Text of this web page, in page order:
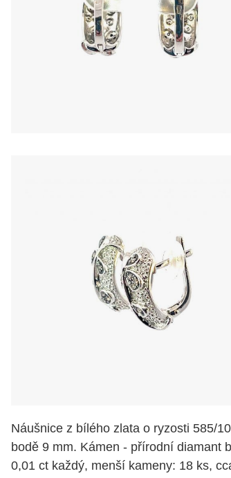
Náušnice z bílého zlata o ryzosti 585/
bodě 9 mm. Kámen - přírodní diamant
0,01 ct každý, menší kameny: 18 ks,